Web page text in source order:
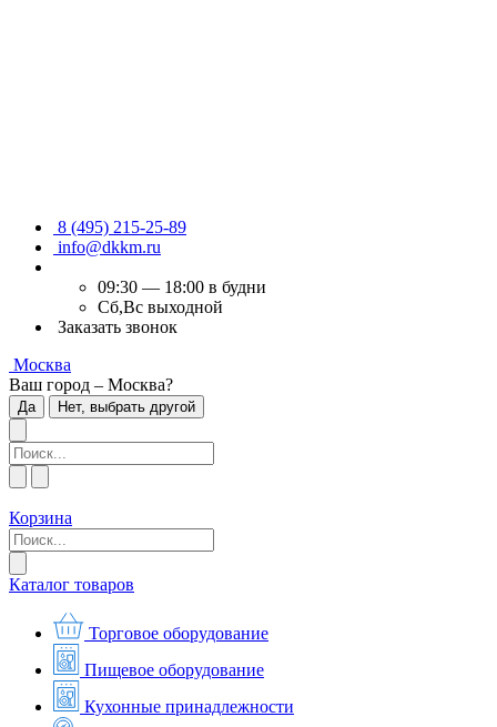
8 (495) 215-25-89
info@dkkm.ru
09:30 — 18:00 в будни
Сб,Вс выходной
Заказать звонок
Москва
Ваш город – Москва?
Да Нет, выбрать другой
Корзина
Каталог товаров
Торговое оборудование
Пищевое оборудование
Кухонные принадлежности